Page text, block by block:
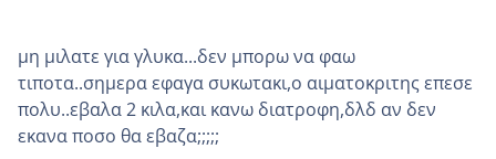
μη μιλατε για γλυκα...δεν μπορω να φαω
τιποτα..σημερα εφαγα συκωτακι,ο αιματοκριτης επεσε
πολυ..εβαλα 2 κιλα,και κανω διατροφη,δλδ αν δεν
εκανα ποσο θα εβαζα;;;;;